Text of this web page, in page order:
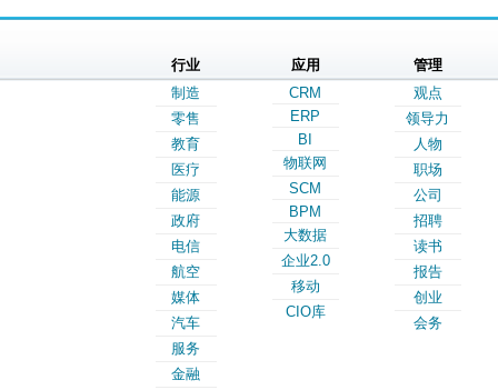
行业
制造
零售
教育
医疗
能源
政府
电信
航空
媒体
汽车
服务
金融
应用
CRM
ERP
BI
物联网
SCM
BPM
大数据
企业2.0
移动
CIO库
管理
观点
领导力
人物
职场
公司
招聘
读书
报告
创业
会务